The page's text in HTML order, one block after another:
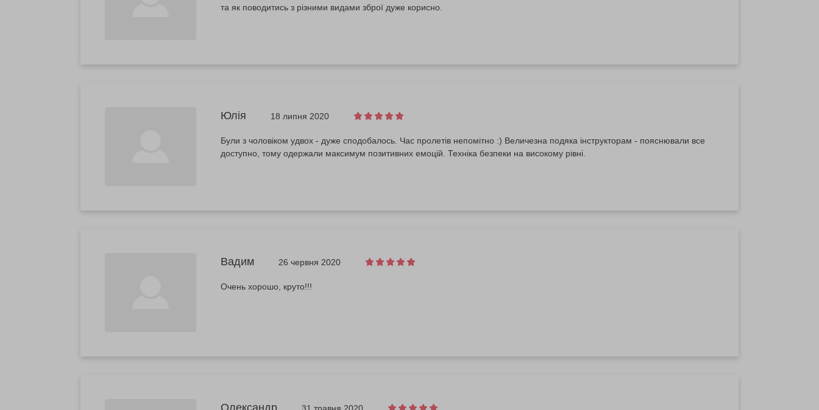
та як поводитись з різними видами зброї дуже корисно.
Юлія 18 липня 2020
Були з чоловіком удвох - дуже сподобалось. Час пролетів непомітно :) Величезна подяка інструкторам - пояснювали все
доступно, тому одержали максимум позитивних емоцій. Техніка безпеки на високому рівні.
Вадим 26 червня 2020
Очень хорошо, круто!!!
Олександр 31 травня 2020